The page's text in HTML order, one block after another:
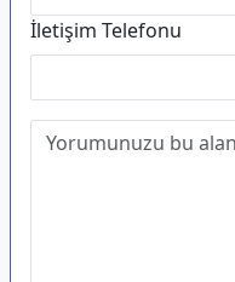
İletişim Telefonu